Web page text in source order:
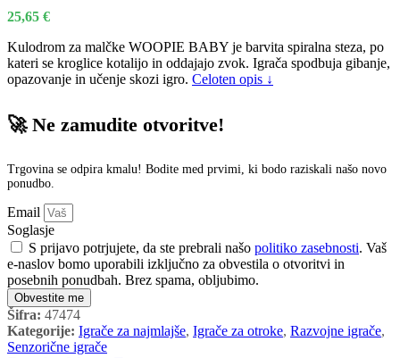
25,65 €
Kulodrom za malčke WOOPIE BABY je barvita spiralna steza, po
kateri se kroglice kotalijo in oddajajo zvok. Igrača spodbuja gibanje,
opazovanje in učenje skozi igro. Celoten opis ↓
🚀 Ne zamudite otvoritve!
Trgovina se odpira kmalu! Bodite med prvimi, ki bodo raziskali našo novo
ponudbo.
Email
Soglasje
S prijavo potrjujete, da ste prebrali našo politiko zasebnosti. Vaš
e-naslov bomo uporabili izključno za obvestila o otvoritvi in
posebnih ponudbah. Brez spama, obljubimo.
Obvestite me
Šifra: 47474
Kategorije: Igrače za najmlajše, Igrače za otroke, Razvojne igrače,
Senzorične igrače